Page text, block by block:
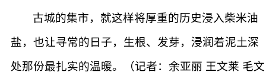
古城的集市，就这样将厚重的历史浸入柴米油
盐，也让寻常的日子，生根、发芽，浸润着泥土深
处那份最扎实的温暖。（记者：余亚丽 王文莱 毛文